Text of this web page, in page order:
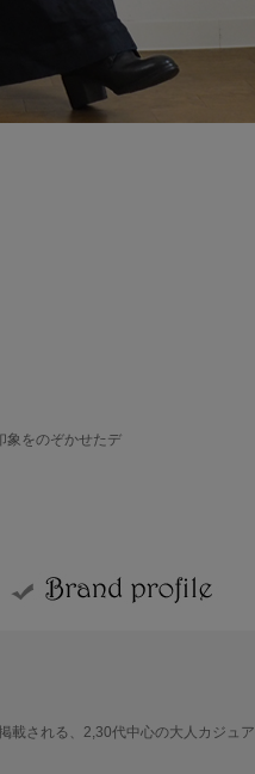
象をのぞかせたデ
載される、2,30代中心の大人カジュア